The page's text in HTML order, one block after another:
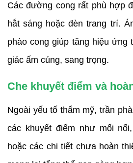
Các đường cong rất phù hợp
hắt sáng hoặc đèn trang trí.
phào cong giúp tăng hiệu ứng
giác ấm cúng, sang trọng.
Che khuyết điểm và
Ngoài yếu tố thẩm mỹ, trần
các khuyết điểm như mối
hoặc các chi tiết chưa hoàn